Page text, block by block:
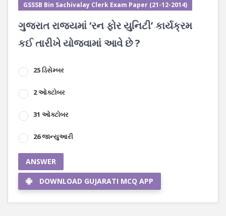
GSSSB Bin Sachivalay Clerk Exam Paper (21-12-2014)
ગુજરાત રાજ્યમાં ‘રન ફોર યુનિટી’ કાર્યક્રમ
કઈ તારીખે યોજવામાં આવે છે ?
25 ડિસેમ્બર
2 ઓક્ટોબર
31 ઓક્ટોબર
26 જાન્યુઆરી
ANSWER
DOWNLOAD GUJARATI MCQ APP